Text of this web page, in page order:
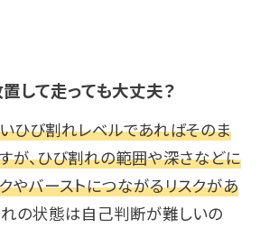
して走っても大丈夫？
ひび割れレベルであればそのま
が、ひび割れの範囲や深さなどに
やバーストにつながるリスクがあ
の状態は自己判断が難しいの